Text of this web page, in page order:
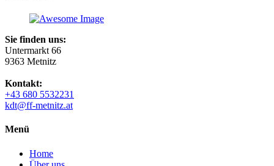
Sie finden uns:
Untermarkt 66
9363 Metnitz
Kontakt:
+43 680 5532231
kdt@ff-metnitz.at
Menü
Home